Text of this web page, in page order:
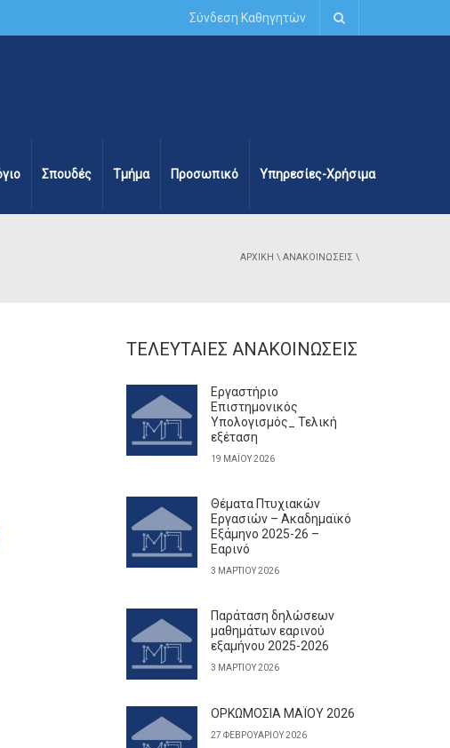
Σύνδεση Καθηγητών
Σπουδές Τμήμα Προσωπικό Υπηρεσίες-Χρήσιμα
ΑΡΧΙΚΉ \ ΑΝΑΚΟΙΝΏΣΕΙΣ \
ΤΕΛΕΥΤΑΊΕΣ ΑΝΑΚΟΙΝΏΣΕΙΣ
Εργαστήριο
Επιστημονικός
Υπολογισμός_ Τελική
εξέταση
19 ΜΑΪ́ΟΥ 2026
Θέματα Πτυχιακών
Εργασιών – Ακαδημαϊκό
Εξάμηνο 2025-26 –
Εαρινό
3 ΜΑΡΤΊΟΥ 2026
Παράταση δηλώσεων
μαθημάτων εαρινού
εξαμήνου 2025-2026
3 ΜΑΡΤΊΟΥ 2026
ΟΡΚΩΜΟΣΙΑ ΜΑΪΟΥ 2026
27 ΦΕΒΡΟΥΑΡΊΟΥ 2026